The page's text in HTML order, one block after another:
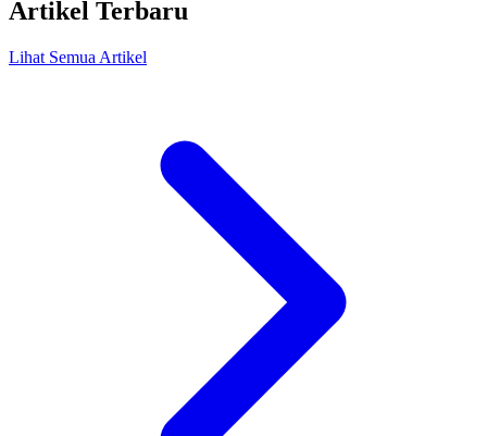
Artikel Terbaru
Lihat Semua Artikel